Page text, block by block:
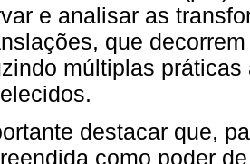
e analisar as
que
múltiplas
destacar que,
como poder